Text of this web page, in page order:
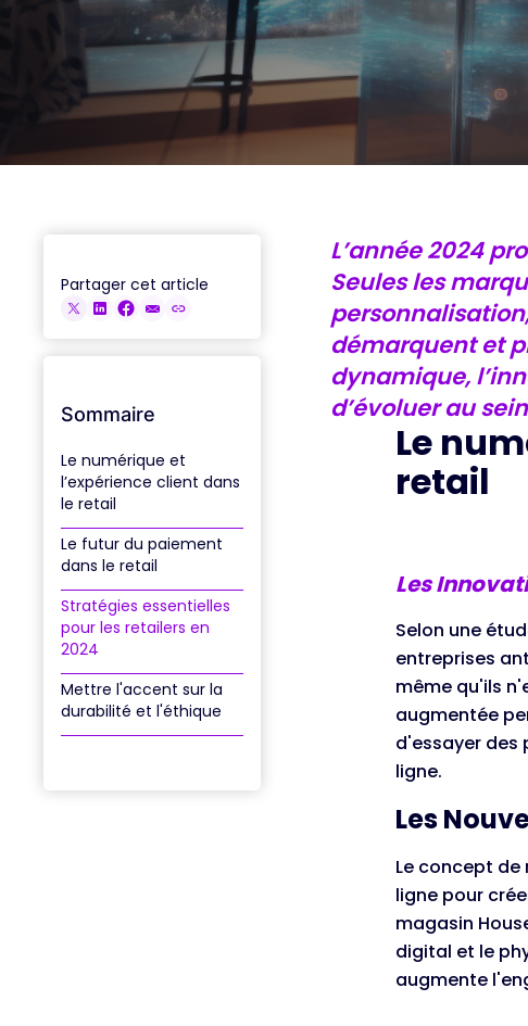
ACCÉDER AUX REPLAYS
Partager cet article
Sommaire
Le numérique et
l’expérience client dans
le retail
Le futur du paiement
dans le retail
Stratégies essentielles
pour les retailers en
2024
Mettre l'accent sur la
durabilité et l'éthique
L’année 2024
Seules les
démarquent et
dynamique,
d’évoluer au
Le
retail
Les
Selon une
entreprises
même qu'ils
augmentée
d'essayer des
ligne.
Les
Le concept de
ligne pour
magasin
digital et le
augmente